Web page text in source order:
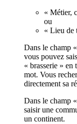
« Métier,
ou
« Lieu de
Dans le champ
vous pouvez
« brasserie » en
mot. Vous
directement sa
Dans le champ
saisir une
un continent.